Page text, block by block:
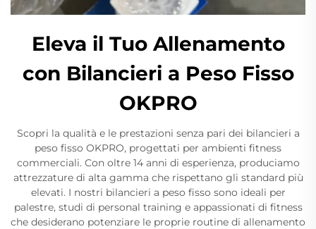
Eleva il Tuo Allenamento
con Bilancieri a Peso Fisso
OKPRO
Scopri la qualità e le prestazioni senza pari dei bilancieri a
peso fisso OKPRO, progettati per ambienti fitness
commerciali. Con oltre 14 anni di esperienza, produciamo
attrezzature di alta gamma che rispettano gli standard più
elevati. I nostri bilancieri a peso fisso sono ideali per
palestre, studi di personal training e appassionati di fitness
che desiderano potenziare le proprie routine di allenamento